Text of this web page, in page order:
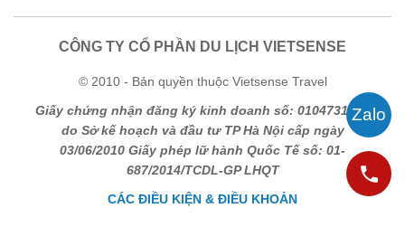
CÔNG TY CỔ PHẦN DU LỊCH VIETSENSE
© 2010 - Bản quyền thuộc Vietsense Travel
Giấy chứng nhận đăng ký kinh doanh số: 0104731205
do Sở kế hoạch và đầu tư TP Hà Nội cấp ngày
03/06/2010 Giấy phép lữ hành Quốc Tế số: 01-
687/2014/TCDL-GP LHQT
CÁC ĐIỀU KIỆN & ĐIỀU KHOẢN